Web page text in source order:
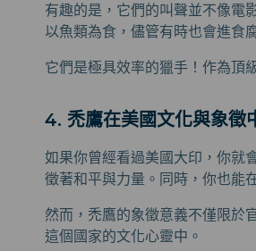
有趣的是，它們的叫聲並不像電
以魚類為食，儘管有時也會進食
它們是極具效率的獵手！作為頂
4. 禿鷹在美國文化與象徵
如果你曾經看過美國大印，你就
徵著和平與力量。同時，你也能
然而，禿鷹的象徵意義不僅限於
這個國家的文化心靈中。